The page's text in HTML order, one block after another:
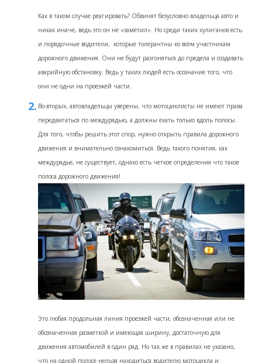
Как в таком случае реагировать? Обвинят безусловно владельца авто и
никак иначе, ведь это он не «заметил». Но среди таких хулиганов есть
и порядочные водители, которые толерантны ко всем участникам
дорожного движения. Они не будут разгоняться до предела и создавать
аварийную обстановку. Ведь у таких людей есть осознание того, что
они не одни на проезжей части.
Во-вторых, автовладельцы уверены, что мотоциклисты не имеют права
передвигаться по междурядью, а должны ехать только вдоль полосы.
Для того, чтобы решить этот спор, нужно открыть правила дорожного
движения и внимательно ознакомиться. Ведь такого понятия, как
междурядье, не существует, однако есть четкое определения что такое
полоса дорожного движения!
Это любая продольная линия проезжей части, обозначенная или не
обозначенная разметкой и имеющая ширину, достаточную для
движения автомобилей в один ряд. Но так же в правилах не указано,
что на одной полосе нельзя находиться водителю мотоцикла и